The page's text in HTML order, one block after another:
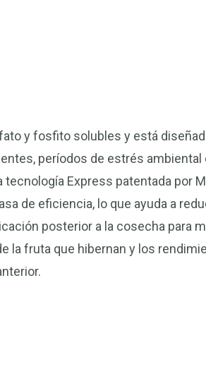
y fosfito solubles y está
períodos de estrés ambiental
Express patentada por
de eficiencia, lo que ayuda a
posterior a la cosecha para
la fruta que hibernan y los